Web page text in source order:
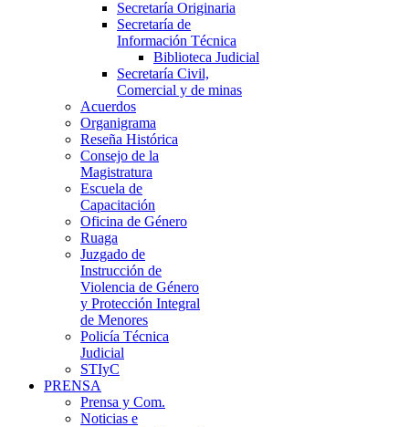
Secretaría Originaria
Secretaría de
Información Técnica
Biblioteca Judicial
Secretaría Civil,
Comercial y de minas
Acuerdos
Organigrama
Reseña Histórica
Consejo de la
Magistratura
Escuela de
Capacitación
Oficina de Género
Ruaga
Juzgado de
Instrucción de
Violencia de Género
y Protección Integral
de Menores
Policía Técnica
Judicial
STIyC
PRENSA
Prensa y Com.
Noticias e